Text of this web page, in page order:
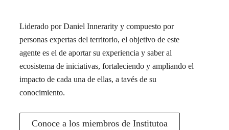
Liderado por Daniel Innerarity y compuesto por
personas expertas del territorio, el objetivo de este
agente es el de aportar su experiencia y saber al
ecosistema de iniciativas, fortaleciendo y ampliando el
impacto de cada una de ellas, a tavés de su
conocimiento.
Conoce a los miembros de Institutoa